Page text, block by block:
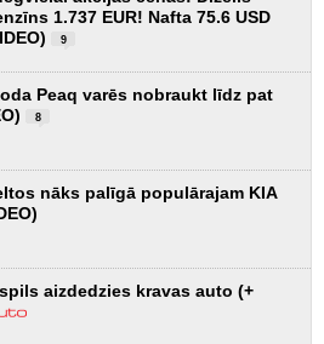
1.737 EUR! Nafta 75.6 USD
9
Peaq varēs nobraukt līdz pat
8
nāks palīgā populārajam KIA
aizdedzies kravas auto (+